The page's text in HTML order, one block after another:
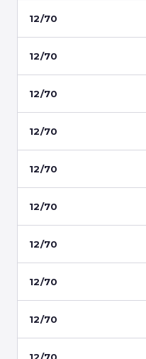
12/70
12/70
12/70
12/70
12/70
12/70
12/70
12/70
12/70